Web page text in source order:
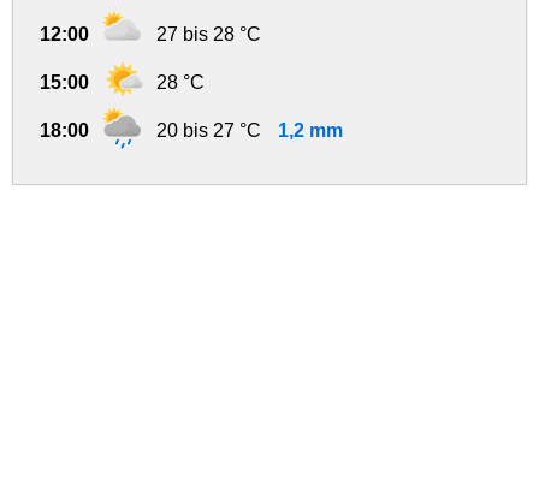
12:00 27 bis 28 °C
15:00 28 °C
18:00 20 bis 27 °C 1,2 mm